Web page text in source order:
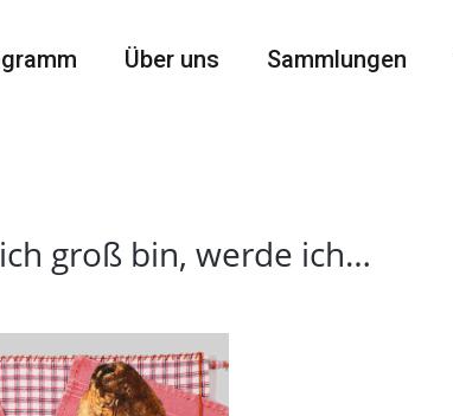
Über uns Sammlungen
groß bin, werde ich…